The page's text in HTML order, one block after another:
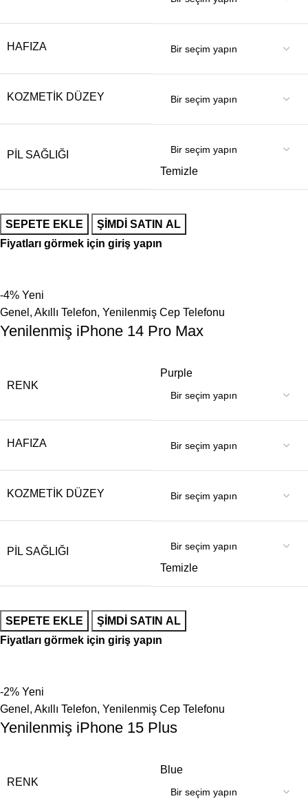
HAFIZA
KOZMETIK DÜZEY
PIL SAĞLIĞI
Temizle
SEPETE EKLE
ŞIMDI SATIN AL
Fiyatları görmek için giriş yapın
-4% Yeni
Genel , Akıllı Telefon, Yenilenmiş Cep Telefonu
Yenilenmiş iPhone 14 Pro Max
RENK
Purple
HAFIZA
KOZMETIK DÜZEY
PIL SAĞLIĞI
Temizle
SEPETE EKLE
ŞIMDI SATIN AL
Fiyatları görmek için giriş yapın
-2% Yeni
Genel , Akıllı Telefon, Yenilenmiş Cep Telefonu
Yenilenmiş iPhone 15 Plus
RENK
Blue